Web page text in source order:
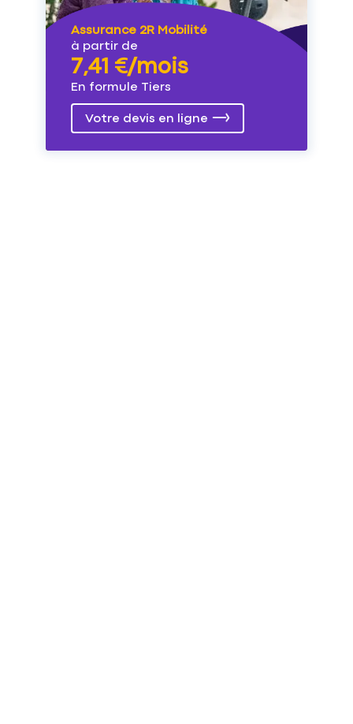
Assurance 2R Mobilité
à partir de
7,41 €/mois
En formule Tiers
Votre devis en ligne